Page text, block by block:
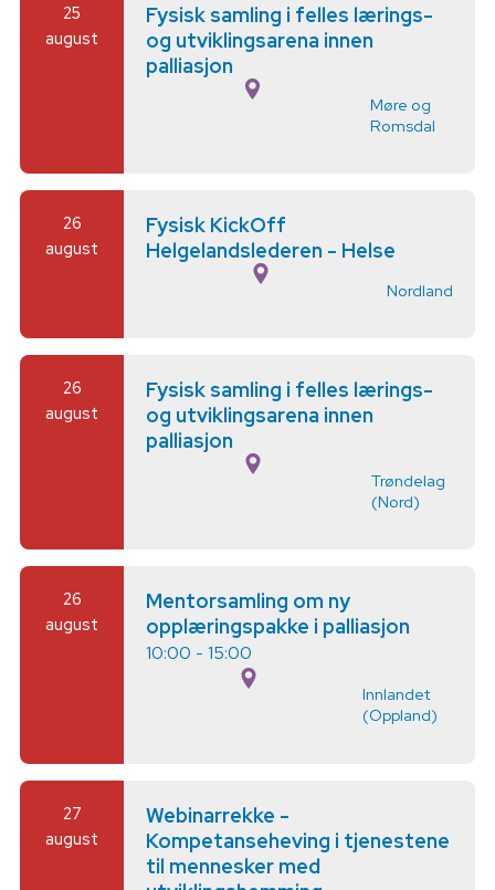
25
august
Fysisk samling i felles lærings-
og utviklingsarena innen
palliasjon
Møre og
Romsdal
26
august
Fysisk KickOff
Helgelandslederen - Helse
Nordland
26
august
Fysisk samling i felles lærings-
og utviklingsarena innen
palliasjon
Trøndelag
(Nord)
26
august
Mentorsamling om ny
opplæringspakke i palliasjon
10:00 - 15:00
Innlandet
(Oppland)
27
august
Webinarrekke -
Kompetanseheving i tjenestene
til mennesker med